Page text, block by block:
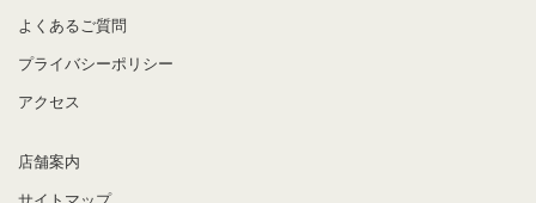
よくあるご質問
プライバシーポリシー
アクセス
店舗案内